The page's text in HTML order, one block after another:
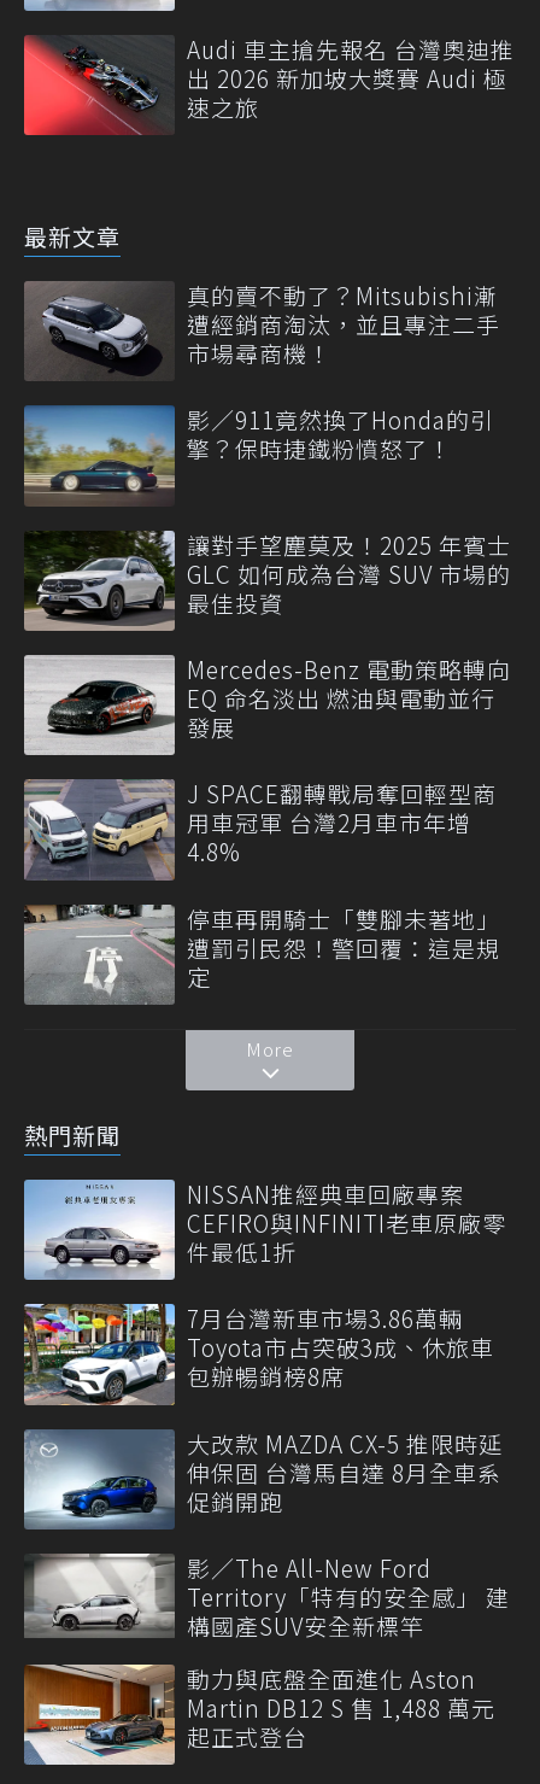
Audi 車主搶先報名 台灣奧迪推
出 2026 新加坡大獎賽 Audi 極
速之旅
最新文章
真的賣不動了？Mitsubishi漸
遭經銷商淘汰，並且專注二手
市場尋商機！
影／911竟然換了Honda的引
擎？保時捷鐵粉憤怒了！
讓對手望塵莫及！2025 年賓士
GLC 如何成為台灣 SUV 市場的
最佳投資
Mercedes-Benz 電動策略轉向
EQ 命名淡出 燃油與電動並行
發展
J SPACE翻轉戰局奪回輕型商
用車冠軍 台灣2月車市年增
4.8%
停車再開騎士「雙腳未著地」
遭罰引民怨！警回覆：這是規
定
More
熱門新聞
NISSAN推經典車回廠專案
CEFIRO與INFINITI老車原廠零
件最低1折
7月台灣新車市場3.86萬輛
Toyota市占突破3成、休旅車
包辦暢銷榜8席
大改款 MAZDA CX-5 推限時延
伸保固 台灣馬自達 8月全車系
促銷開跑
影／The All-New Ford
Territory「特有的安全感」 建
構國產SUV安全新標竿
動力與底盤全面進化 Aston
Martin DB12 S 售 1,488 萬元
起正式登台